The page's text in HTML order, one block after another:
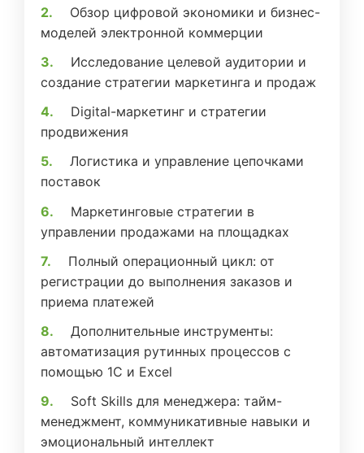
Обзор цифровой экономики и бизнес-
моделей электронной коммерции
Исследование целевой аудитории и
создание стратегии маркетинга и продаж
Digital-маркетинг и стратегии
продвижения
Логистика и управление цепочками
поставок
Маркетинговые стратегии в
управлении продажами на площадках
Полный операционный цикл: от
регистрации до выполнения заказов и
приема платежей
Дополнительные инструменты:
автоматизация рутинных процессов с
помощью 1С и Excel
Soft Skills для менеджера: тайм-
менеджмент, коммуникативные навыки и
эмоциональный интеллект